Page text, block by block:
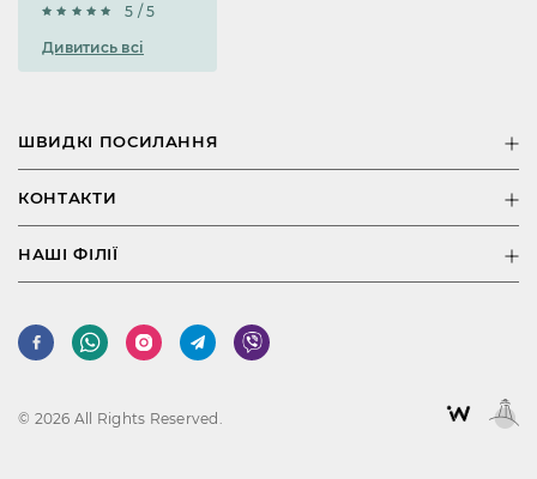
5 / 5
Дивитись всі
ШВИДКІ ПОСИЛАННЯ
КОНТАКТИ
НАШІ ФІЛІЇ
© 2026 All Rights Reserved.